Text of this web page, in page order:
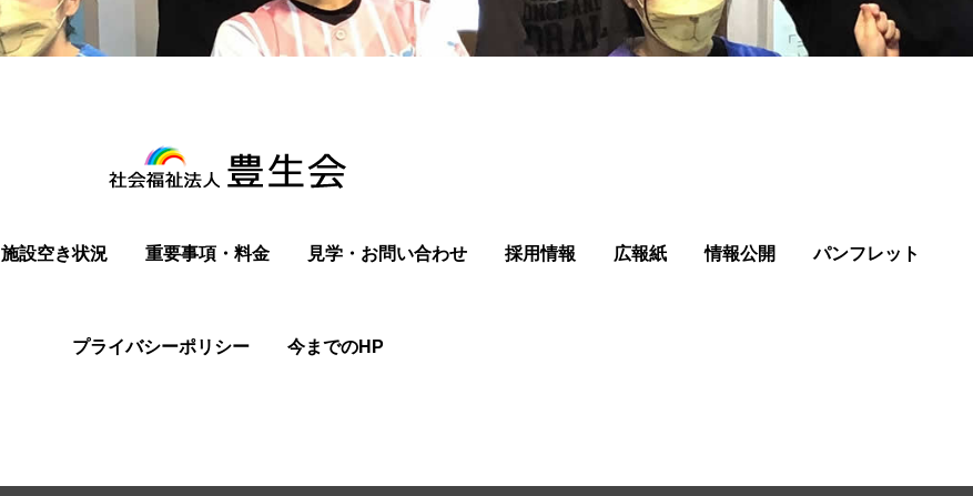
施設空き状況 重要事項・料金 見学・お問い合わせ 採用情報 広報紙 情報公開 パンフレット
プライバシーポリシー 今までのHP